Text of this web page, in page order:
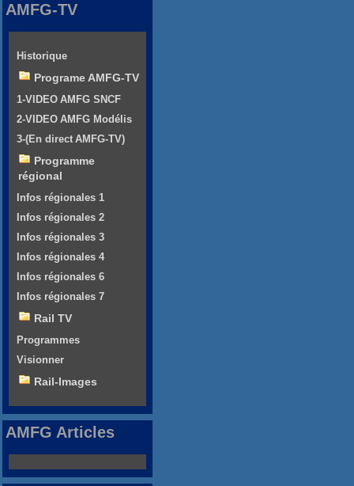
AMFG-TV
Historique
Programe AMFG-TV
1-VIDEO AMFG SNCF
2-VIDEO AMFG Modélis
3-(En direct AMFG-TV)
Programme
régional
Infos régionales 1
Infos régionales 2
Infos régionales 3
Infos régionales 4
Infos régionales 6
Infos régionales 7
Rail TV
Programmes
Visionner
Rail-Images
AMFG Articles